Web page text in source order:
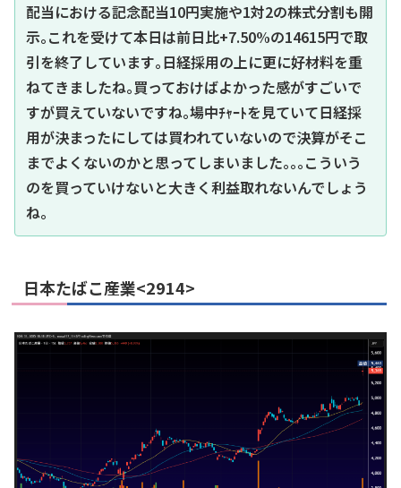
配当における記念配当10円実施や1対2の株式分割も開
示｡これを受けて本日は前日比+7.50%の14615円で取
引を終了しています｡日経採用の上に更に好材料を重
ねてきましたね｡買っておけばよかった感がすごいで
すが買えていないですね｡場中ﾁｬｰﾄを見ていて日経採
用が決まったにしては買われていないので決算がそこ
までよくないのかと思ってしまいました｡｡｡こういう
のを買っていけないと大きく利益取れないんでしょう
ね｡
日本たばこ産業<2914>